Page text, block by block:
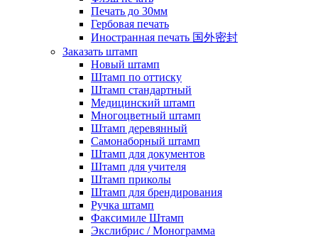
Печать до 30мм
Гербовая печать
Иностранная печать 国外密封
Заказать штамп
Новый штамп
Штамп по оттиску
Штамп стандартный
Медицинский штамп
Многоцветный штамп
Штамп деревянный
Самонаборный штамп
Штамп для документов
Штамп для учителя
Штамп приколы
Штамп для брендирования
Ручка штамп
Факсимиле Штамп
Экслибрис / Монограмма